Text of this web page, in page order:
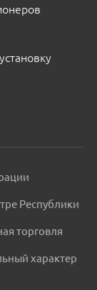
Республики
торговля
характер